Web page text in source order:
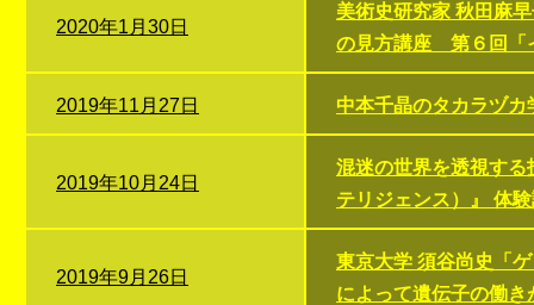
2020年1月30日
美術史研究家 秋田麻
の見方講座 第６回「
2019年11月27日 中本千晶のタカラヅ
2019年10月24日
混迷の世界を透視す
テリジェンス）』 体
2019年9月26日
東京大学 須谷尚史「
によって遺伝子の働